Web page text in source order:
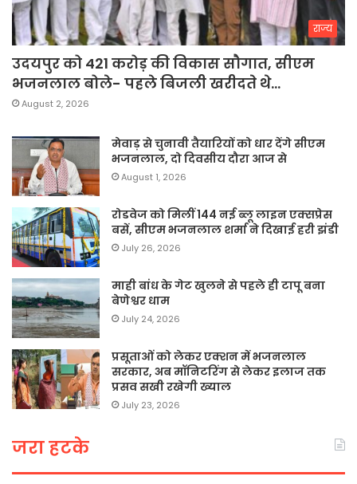
राज्य
उदयपुर को 421 करोड़ की विकास सौगात, सीएम
भजनलाल बोले- पहले बिजली खरीदते थे…
August 2, 2026
मेवाड़ से चुनावी तैयारियों को धार देंगे सीएम
भजनलाल, दो दिवसीय दौरा आज से
August 1, 2026
रोडवेज को मिलीं 144 नई ब्लू लाइन एक्सप्रेस
बसें, सीएम भजनलाल शर्मा ने दिखाई हरी झंडी
July 26, 2026
माही बांध के गेट खुलने से पहले ही टापू बना
बेणेश्वर धाम
July 24, 2026
प्रसूताओं को लेकर एक्शन में भजनलाल
सरकार, अब मॉनिटरिंग से लेकर इलाज तक
प्रसव सखी रखेगी ख्याल
July 23, 2026
जरा हटके